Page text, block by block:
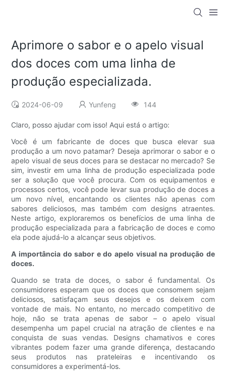
Aprimore o sabor e o apelo visual
dos doces com uma linha de
produção especializada.
2024-06-09 Yunfeng 144
Claro, posso ajudar com isso! Aqui está o artigo:
Você é um fabricante de doces que busca elevar sua
produção a um novo patamar? Deseja aprimorar o sabor e o
apelo visual de seus doces para se destacar no mercado? Se
sim, investir em uma linha de produção especializada pode
ser a solução que você procura. Com os equipamentos e
processos certos, você pode levar sua produção de doces a
um novo nível, encantando os clientes não apenas com
sabores deliciosos, mas também com designs atraentes.
Neste artigo, exploraremos os benefícios de uma linha de
produção especializada para a fabricação de doces e como
ela pode ajudá-lo a alcançar seus objetivos.
A importância do sabor e do apelo visual na produção de
doces.
Quando se trata de doces, o sabor é fundamental. Os
consumidores esperam que os doces que consomem sejam
deliciosos, satisfaçam seus desejos e os deixem com
vontade de mais. No entanto, no mercado competitivo de
hoje, não se trata apenas de sabor – o apelo visual
desempenha um papel crucial na atração de clientes e na
conquista de suas vendas. Designs chamativos e cores
vibrantes podem fazer uma grande diferença, destacando
seus produtos nas prateleiras e incentivando os
consumidores a experimentá-los.